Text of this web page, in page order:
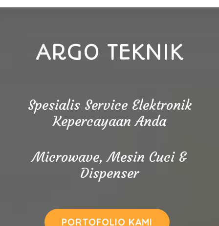
ARGO TEKNIK
Spesialis Service Elektronik
Kepercayaan Anda
Microwave, Mesin Cuci &
Dispenser
PORTOFOLIO KAMI